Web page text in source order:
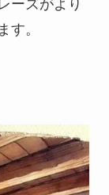
ーズがより
す。